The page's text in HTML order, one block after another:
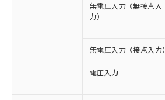
無電圧入力（無接点入
力）
無電圧入力（接点入力）
電圧入力